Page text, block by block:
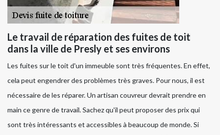
Le travail de réparation des fuites de toit
dans la ville de Presly et ses environs
Les fuites sur le toit d'un immeuble sont très fréquentes. En effet,
cela peut engendrer des problèmes très graves. Pour nous, il est
nécessaire de les réparer. Un artisan couvreur devrait prendre en
main ce genre de travail. Sachez qu'il peut proposer des prix qui
sont très intéressants et accessibles à beaucoup de monde. Si